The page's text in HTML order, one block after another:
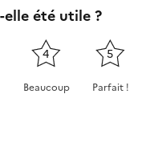
été utile ?
4
Beaucoup
5
Parfait !